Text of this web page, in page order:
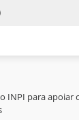
INPI para apoiar